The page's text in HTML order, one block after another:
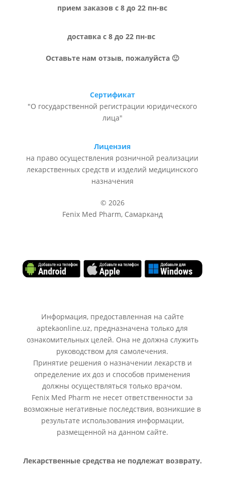
прием заказов с 8 до 22 пн-вс
доставка с 8 до 22 пн-вс
Оставьте нам отзыв, пожалуйста 🙂
Сертификат
"О государственной регистрации юридического
лица"
Лицензия
на право осуществления розничной реализации
лекарственных средств и изделий медицинского
назначения
© 2026
Fenix Med Pharm, Самарканд
Информация, предоставленная на сайте
aptekaonline.uz, предназначена только для
ознакомительных целей. Она не должна служить
руководством для самолечения.
Принятие решения о назначении лекарств и
определение их доз и способов применения
должны осуществляться только врачом.
Fenix Med Pharm не несет ответственности за
возможные негативные последствия, возникшие в
результате использования информации,
размещенной на данном сайте.
Лекарственные средства не подлежат возврату.